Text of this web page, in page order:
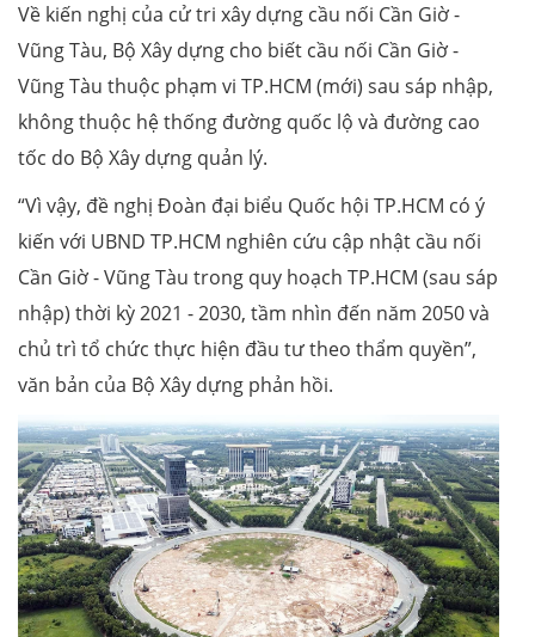
Về kiến nghị của cử tri xây dựng cầu nối Cần Giờ -
Vũng Tàu, Bộ Xây dựng cho biết cầu nối Cần Giờ -
Vũng Tàu thuộc phạm vi TP.HCM (mới) sau sáp nhập,
không thuộc hệ thống đường quốc lộ và đường cao
tốc do Bộ Xây dựng quản lý.
“Vì vậy, đề nghị Đoàn đại biểu Quốc hội TP.HCM có ý
kiến với UBND TP.HCM nghiên cứu cập nhật cầu nối
Cần Giờ - Vũng Tàu trong quy hoạch TP.HCM (sau sáp
nhập) thời kỳ 2021 - 2030, tầm nhìn đến năm 2050 và
chủ trì tổ chức thực hiện đầu tư theo thẩm quyền”,
văn bản của Bộ Xây dựng phản hồi.